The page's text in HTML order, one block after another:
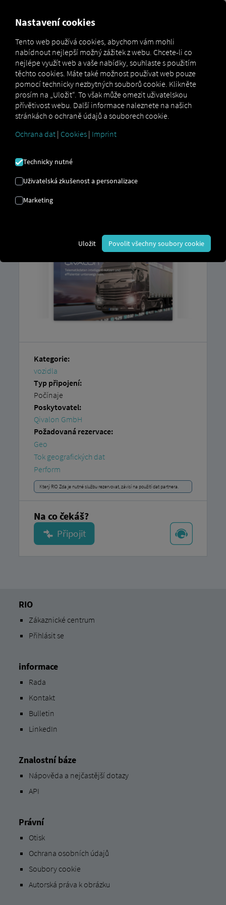
Marketplace Connectors Dieselinspektor Connect
DIESELINSPEKTOR
PŘIPOJIT
Integrace externího poskytovatele
Dieselinspektor
GmbH
Kategorie:
vozidla
Typ připojení:
Počínaje
Poskytovatel:
Qivalon GmbH
Požadovaná rezervace:
Geo
Tok geografických dat
Perform
Který RIO Zda je nutné službu rezervovat, závisí na použití dat partnera.
Na co čekáš?
RIO
Zákaznické centrum
Přihlásit se
informace
Rada
Kontakt
Bulletin
LinkedIn
Znalostní báze
Nápověda a nejčastější dotazy
API
Právní
Otisk
Ochrana osobních údajů
Soubory cookie
Autorská práva k obrázku
Nastavení cookies
Tento web používá cookies, abychom vám mohli
nabídnout nejlepší možný zážitek z webu. Chcete-li co
nejlépe využít web a vaše nabídky, souhlaste s použitím
těchto cookies. Máte také možnost používat web pouze
pomocí technicky nezbytných souborů cookie. Klikněte
prosím na „Uložit“. To však může omezit uživatelskou
přívětivost webu. Další informace naleznete na našich
stránkách o ochraně údajů a souborech cookie.
Ochrana dat | Cookies | Imprint
Technicky nutné
Uživatelská zkušenost a personalizace
Marketing
Uložit Povolit všechny soubory cookie